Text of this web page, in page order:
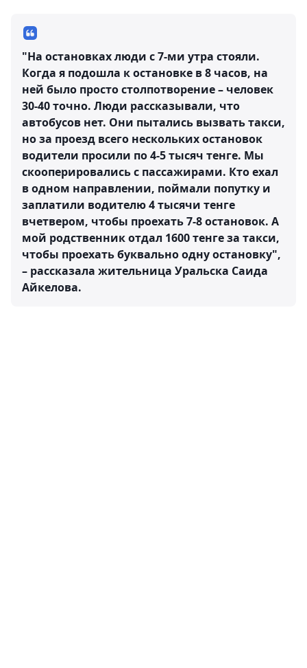
"На остановках люди с 7-ми утра стояли.
Когда я подошла к остановке в 8 часов, на
ней было просто столпотворение – человек
30-40 точно. Люди рассказывали, что
автобусов нет. Они пытались вызвать такси,
но за проезд всего нескольких остановок
водители просили по 4-5 тысяч тенге. Мы
скооперировались с пассажирами. Кто ехал
в одном направлении, поймали попутку и
заплатили водителю 4 тысячи тенге
вчетвером, чтобы проехать 7-8 остановок. А
мой родственник отдал 1600 тенге за такси,
чтобы проехать буквально одну остановку",
– рассказала жительница Уральска Саида
Айкелова.